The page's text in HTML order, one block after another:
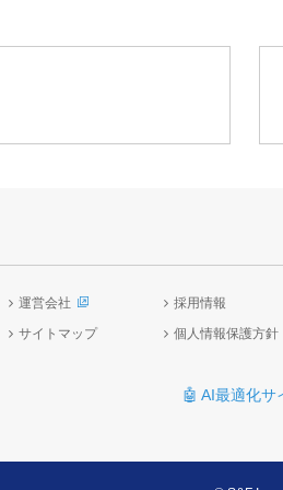
運営会社 採用情報
サイトマップ
個人情報保護方針
🤖 AI最適化サ